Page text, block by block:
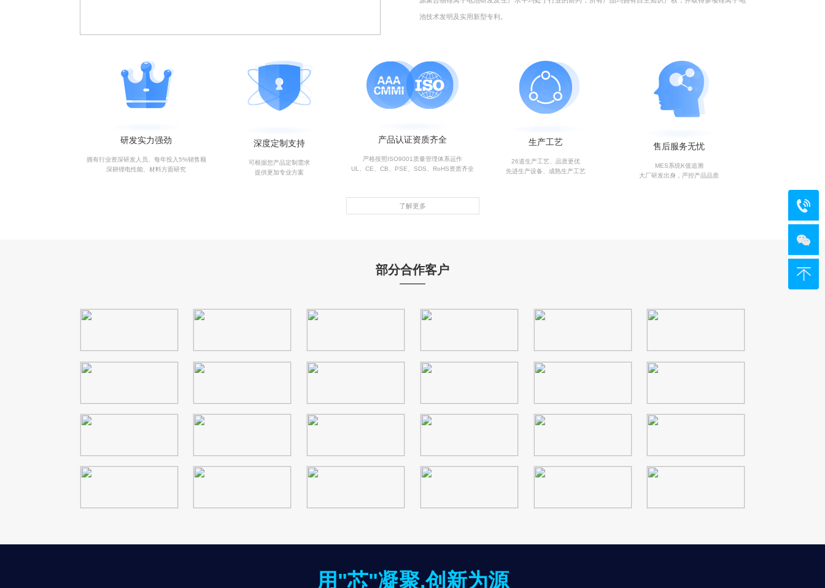
池技术发明及实用新型专利。
研发实力强劲
拥有行业资深研发人员、每年投入5%销售额
深耕锂电性能、材料方面研究
深度定制支持
可根据您产品定制需求
提供更加专业方案
产品认证资质齐全
严格按照ISO9001质量管理体系运作
UL、CE、CB、PSE、SDS、RoHS资质齐全
生产工艺
26道生产工艺、品质更优
先进生产设备、成熟生产工艺
售后服务无忧
MES系统K值追溯
大厂研发出身，严控产品品质
了解更多
部分合作客户
用"芯"凝聚,创新为源